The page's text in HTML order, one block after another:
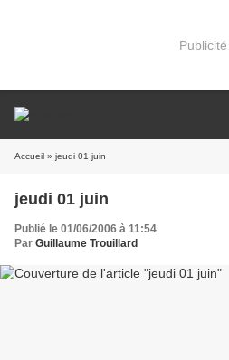
Publicité
Accueil » jeudi 01 juin
jeudi 01 juin
Publié le 01/06/2006 à 11:54
Par Guillaume Trouillard